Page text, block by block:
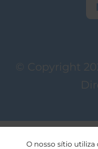
© Copyright
O nosso sítio